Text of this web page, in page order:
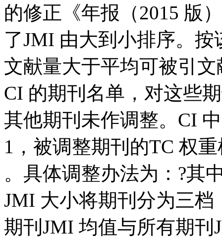
的修正《年报（2015 版
了JMI 由大到小排序。
文献量大于平均可被引
CI 的期刊名单，对这些
其他期刊未作调整。CI
1，被调整期刊的TC 权
。具体调整办法为：?其
JMI 大小将期刊分为三
期刊JMI 均值与所有期